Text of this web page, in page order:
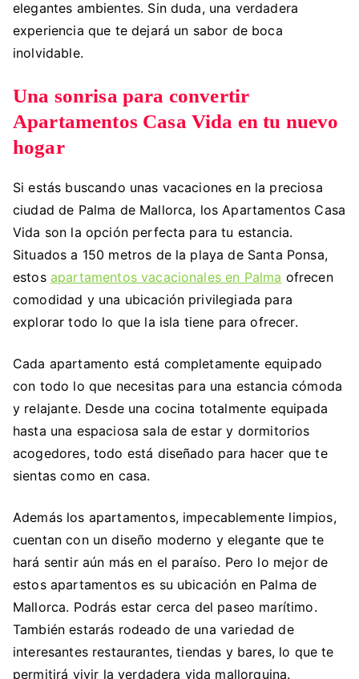
elegantes ambientes. Sin duda, una verdadera
experiencia que te dejará un sabor de boca
inolvidable.
Una sonrisa para convertir
Apartamentos Casa Vida en tu nuevo
hogar
Si estás buscando unas vacaciones en la preciosa
ciudad de Palma de Mallorca, los Apartamentos Casa
Vida son la opción perfecta para tu estancia.
Situados a 150 metros de la playa de Santa Ponsa,
estos apartamentos vacacionales en Palma ofrecen
comodidad y una ubicación privilegiada para
explorar todo lo que la isla tiene para ofrecer.
Cada apartamento está completamente equipado
con todo lo que necesitas para una estancia cómoda
y relajante. Desde una cocina totalmente equipada
hasta una espaciosa sala de estar y dormitorios
acogedores, todo está diseñado para hacer que te
sientas como en casa.
Además los apartamentos, impecablemente limpios,
cuentan con un diseño moderno y elegante que te
hará sentir aún más en el paraíso. Pero lo mejor de
estos apartamentos es su ubicación en Palma de
Mallorca. Podrás estar cerca del paseo marítimo.
También estarás rodeado de una variedad de
interesantes restaurantes, tiendas y bares, lo que te
permitirá vivir la verdadera vida mallorquina.